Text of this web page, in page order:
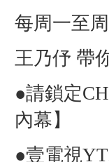
每周一至
王乃伃 帶
●請鎖定
內幕】
●壹電視